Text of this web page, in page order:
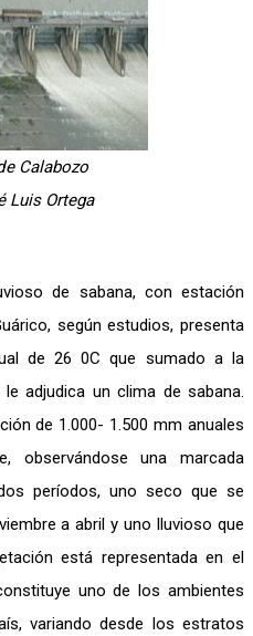
Calabozo
Luis Ortega
de sabana, con estación
según estudios, presenta
de 26 0C que sumado a la
adjudica un clima de sabana.
de 1.000- 1.500 mm anuales
observándose una marcada
períodos, uno seco que se
a abril y uno lluvioso que
está representada en el
uno de los ambientes
variando desde los estratos